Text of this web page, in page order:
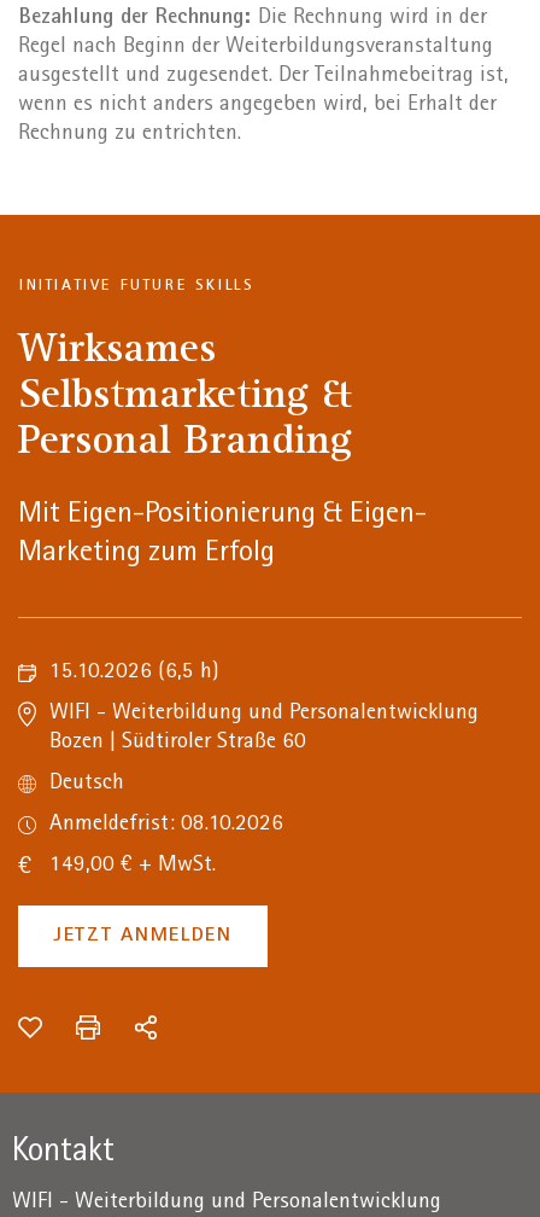
Bezahlung der Rechnung: Die Rechnung wird in der
Regel nach Beginn der Weiterbildungsveranstaltung
ausgestellt und zugesendet. Der Teilnahmebeitrag ist,
wenn es nicht anders angegeben wird, bei Erhalt der
Rechnung zu entrichten.
INITIATIVE FUTURE SKILLS
Wirksames
Selbstmarketing &
Personal Branding
Mit Eigen-Positionierung & Eigen-
Marketing zum Erfolg
15.10.2026 (6,5 h)
WIFI - Weiterbildung und Personalentwicklung
Bozen | Südtiroler Straße 60
Deutsch
Anmeldefrist: 08.10.2026
149,00 € + MwSt.
JETZT ANMELDEN
Kontakt
WIFI - Weiterbildung und Personalentwicklung